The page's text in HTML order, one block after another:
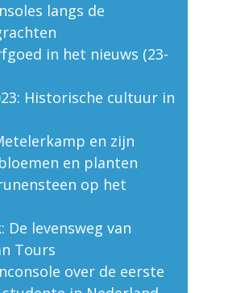
langs de
in het nieuws (23-
Historische cultuur in
en zijn
en planten
op het
De levensweg van
Tours
over de eerste